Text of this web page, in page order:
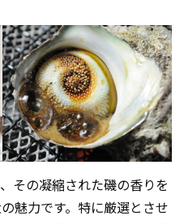
その凝縮された磯の香りを
魅力です。特に厳選とさせ